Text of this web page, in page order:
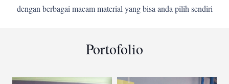
dengan berbagai macam material yang bisa anda pilih sendiri
Portofolio